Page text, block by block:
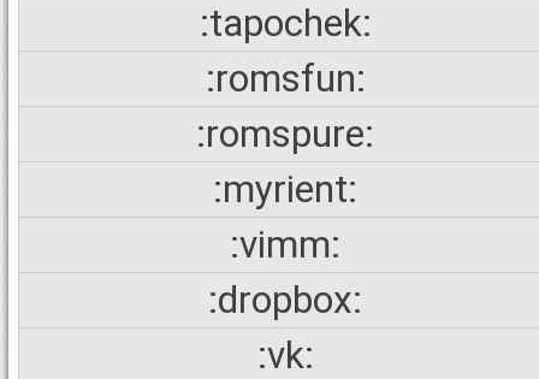
:tapochek:
:romsfun:
:romspure:
:myrient:
:vimm:
:dropbox:
:vk: